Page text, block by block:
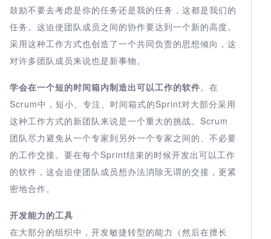
鼓励不要去考虑是你的任务还是我的任务，这都是我们的
任务。这迫使团队成员之间的协作要达到一个新的高度。
采用这种工作方式也创造了一个共同负责的思想倾向，这
对许多团队成员来说也是新事物。
学会在一个短的时间箱内制造出可以工作的软件。在
Scrum中，短小、专注、时间箱式的Sprint对大部分采用
这种工作方式的新团队来说是一个重大的挑战。Scrum
团队尽力避免从一个专家到另外一个专家之间的、不必要
的工作交接。要在每个Sprint结束的时候开发出可以工作
的软件，这会迫使团队成员想办法消除无谓的交接，更紧
密地合作。
开发能力的工具
在大部分的组织中，开发敏捷转型的能力（然后在擅长